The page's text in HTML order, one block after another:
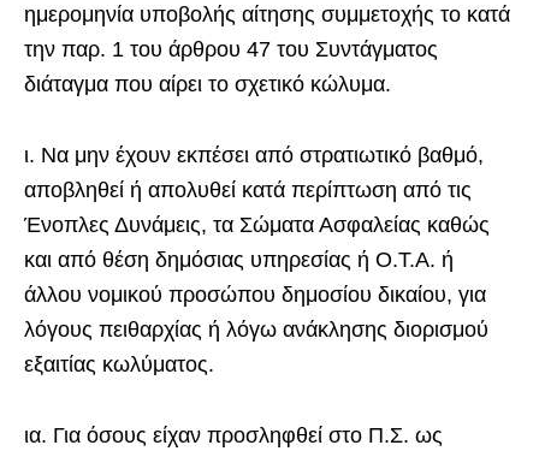
ημερομηνία υποβολής αίτησης συμμετοχής το κατά
την παρ. 1 του άρθρου 47 του Συντάγματος
διάταγμα που αίρει το σχετικό κώλυμα.
ι. Να μην έχουν εκπέσει από στρατιωτικό βαθμό,
αποβληθεί ή απολυθεί κατά περίπτωση από τις
Ένοπλες Δυνάμεις, τα Σώματα Ασφαλείας καθώς
και από θέση δημόσιας υπηρεσίας ή Ο.Τ.Α. ή
άλλου νομικού προσώπου δημοσίου δικαίου, για
λόγους πειθαρχίας ή λόγω ανάκλησης διορισμού
εξαιτίας κωλύματος.
ια. Για όσους είχαν προσληφθεί στο Π.Σ. ως